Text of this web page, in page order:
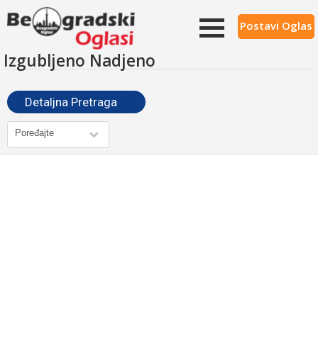
Postavi Oglas
Izgubljeno Nadjeno
Detaljna Pretraga